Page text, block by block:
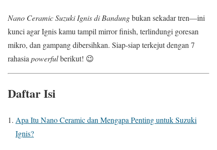
Nano Ceramic Suzuki Ignis di Bandungbukan sekadar tren—ini
kunci agar Ignis kamu tampil mirror finish, terlindungi goresan
mikro, dan gampang dibersihkan. Siap-siap terkejut dengan 7
rahasia powerfulberikut! 😉
Daftar Isi
Apa Itu Nano Ceramic dan Mengapa Penting untuk Suzuki
Ignis?